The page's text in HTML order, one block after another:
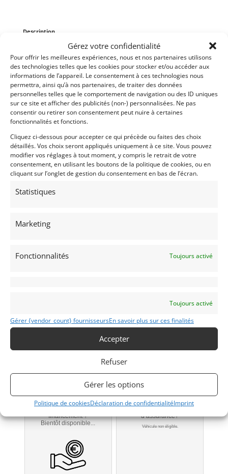
Gérez votre confidentialité
Pour offrir les meilleures expériences, nous et nos partenaires utilisons
des technologies telles que les cookies pour stocker et/ou accéder aux
informations de l’appareil. Le consentement à ces technologies nous
permettra, ainsi qu’à nos partenaires, de traiter des données
personnelles telles que le comportement de navigation ou des ID uniques
sur ce site et afficher des publicités (non-) personnalisées. Ne pas
consentir ou retirer son consentement peut nuire à certaines
fonctionnalités et fonctions.
Cliquez ci-dessous pour accepter ce qui précède ou faites des choix
détaillés. Vos choix seront appliqués uniquement à ce site. Vous pouvez
modifier vos réglages à tout moment, y compris le retrait de votre
consentement, en utilisant les boutons de la politique de cookies, ou en
cliquant sur l’onglet de gestion du consentement en bas de l’écran.
Statistiques
Marketing
Fonctionnalités Toujours activé
Toujours activé
Gérer {vendor_count} fournisseursEn savoir plus sur ces finalités
Accepter
Refuser
Gérer les options
Politique de cookiesDéclaration de confidentialitéImprint
Description
Vends Caisse Ford Sierra Cosworth Matter
Motorsport
Couleur : blanc
Partager cette annonce
PIÈCES DÉTACHÉES
Carosserie
Contacter le vendeur par mail
Signaler vendu
financement ?
Bientôt disponible...
d’assurance?
Véhicule non éligible.